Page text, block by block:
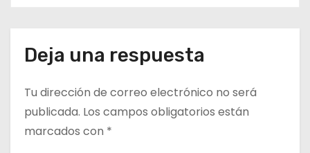
r
a
d
Deja una respuesta
Tu dirección de correo electrónico no será
publicada. Los campos obligatorios están
marcados con *